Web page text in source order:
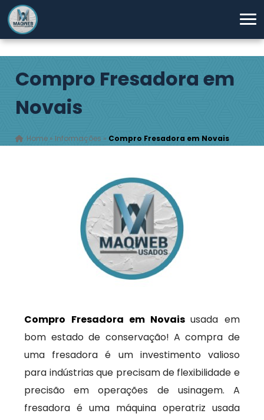
Compro Fresadora em
Novais
Home » Informações » Compro Fresadora em Novais
Compro Fresadora em Novaisusada em
bom estado de conservação! A compra de
uma fresadora é um investimento valioso
para indústrias que precisam de flexibilidade e
precisão em operações de usinagem. A
fresadora é uma máquina operatriz usada